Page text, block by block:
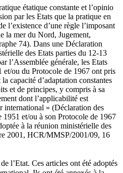
étatique constante et l’opinio
par les Etats que la pratique en
l’existence d’une règle l’imposant
la mer du Nord, Jugement,
74). Dans une Déclaration
des Etats parties du 12-13
l’Assemblée générale, les Etats
et/ou du Protocole de 1967 ont pris
capacité d’adaptation constantes
et de principes, y compris à sa
dont l’applicabilité est
international » (Déclaration des
et/ou à son Protocole de 1967
à la réunion ministérielle des
2001, HCR/MMSP/2001/09, 16
l’Etat. Ces articles ont été adoptés